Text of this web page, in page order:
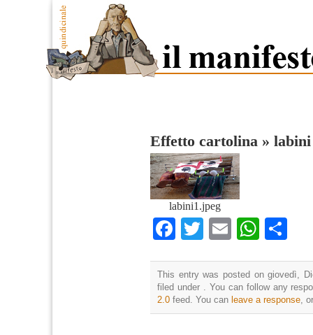
Effetto cartolina » labini
labini1.jpeg
Facebook
TwitterEmail
This entry was posted on giovedì,
filed under . You can follow any
2.0 feed. You can leave a response,